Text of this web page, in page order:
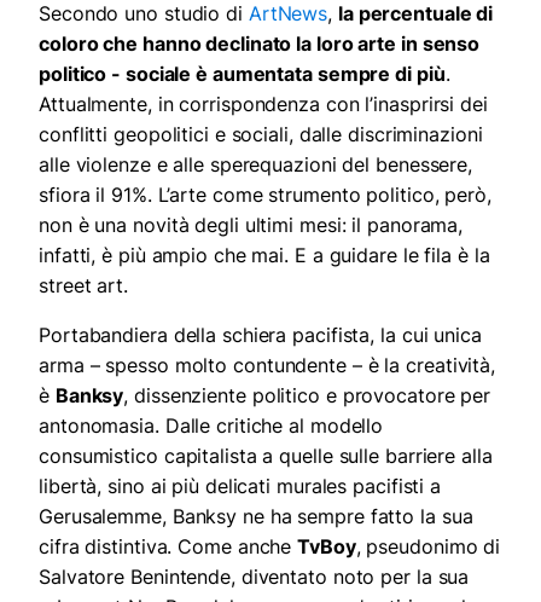
Secondo uno studio di ArtNews, la percentuale di
coloro che hanno declinato la loro arte in senso
politico - sociale è aumentata sempre di più.
Attualmente, in corrispondenza con l’inasprirsi dei
conflitti geopolitici e sociali, dalle discriminazioni
alle violenze e alle sperequazioni del benessere,
sfiora il 91%. L’arte come strumento politico, però,
non è una novità degli ultimi mesi: il panorama,
infatti, è più ampio che mai. E a guidare le fila è la
street art.
Portabandiera della schiera pacifista, la cui unica
arma –spesso molto contundente –è la creatività,
è Banksy, dissenziente politico e provocatore per
antonomasia. Dalle critiche al modello
consumistico capitalista a quelle sulle barriere alla
libertà, sino ai più delicati murales pacifisti a
Gerusalemme, Banksy ne ha sempre fatto la sua
cifra distintiva. Come ancheTvBoy, pseudonimo di
Salvatore Benintende, diventato noto per la sua